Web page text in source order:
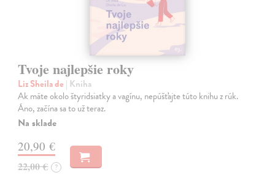
Tvoje najlepšie roky
Liz Sheila de | Kniha
Ak máte okolo štyridsiatky a vagínu, nepúšťajte túto knihu z rúk.
Áno, začína sa to už teraz.
Na sklade
20,90 €
22,00 € ?